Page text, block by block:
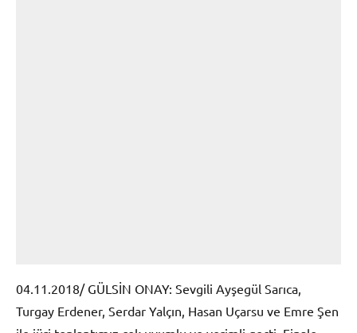
04.11.2018/ GÜLSİN ONAY: Sevgili Ayşegül Sarıca,
Turgay Erdener, Serdar Yalçın, Hasan Uçarsu ve Emre Şen